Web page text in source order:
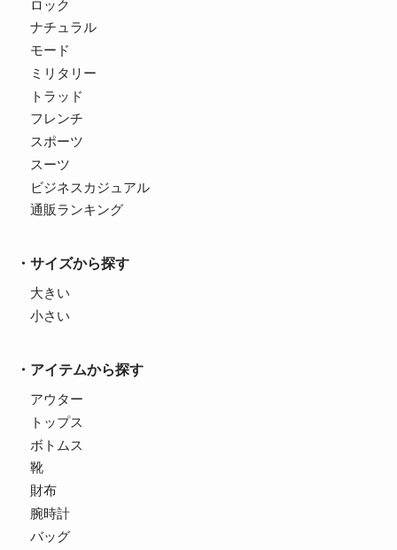
ロック
ナチュラル
モード
ミリタリー
トラッド
フレンチ
スポーツ
スーツ
ビジネスカジュアル
通販ランキング
サイズから探す
大きい
小さい
アイテムから探す
アウター
トップス
ボトムス
靴
財布
腕時計
バッグ